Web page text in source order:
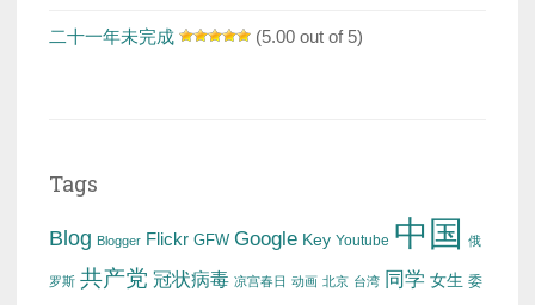
二十一年未完成 (5.00 out of 5)
Tags
Blog Blogger Flickr GFW Google Key Youtube 中国 俄
罗斯 共产党 冠状病毒 凉宫春日 动画 北京 台湾 同学 女生 委